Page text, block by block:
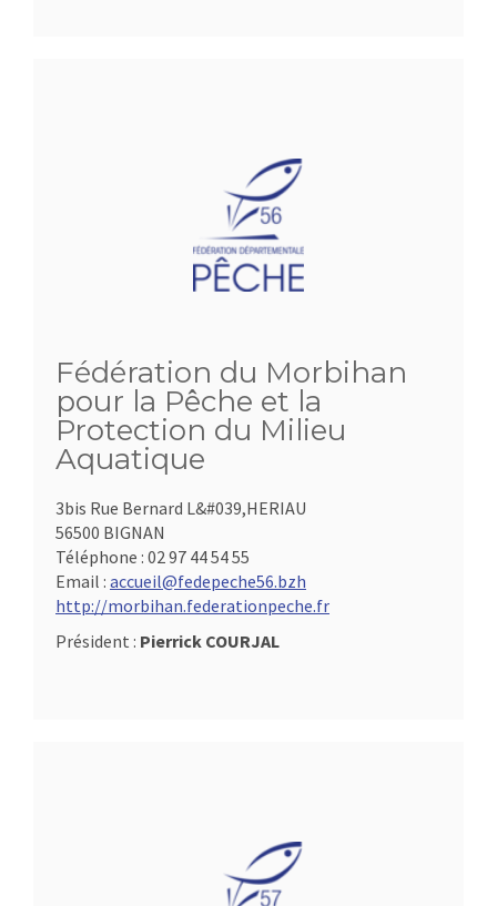
Fédération du Morbihan
pour la Pêche et la
Protection du Milieu
Aquatique
3bis Rue Bernard L&#039,HERIAU
56500 BIGNAN
Téléphone : 02 97 44 54 55
Email : accueil@fedepeche56.bzh
http://morbihan.federationpeche.fr
Président : Pierrick COURJAL